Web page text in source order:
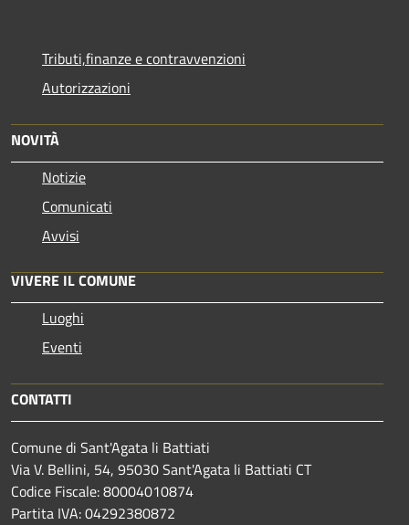
Tributi,finanze e contravvenzioni
Autorizzazioni
NOVITÀ
Notizie
Comunicati
Avvisi
VIVERE IL COMUNE
Luoghi
Eventi
CONTATTI
Comune di Sant'Agata li Battiati
Via V. Bellini, 54, 95030 Sant'Agata li Battiati CT
Codice Fiscale: 80004010874
Partita IVA: 04292380872